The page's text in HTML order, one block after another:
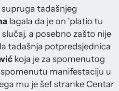
tadašnjeg
lagala da je on 'platio tu
a posebno zašto nije
tadašnja potpredsjednica
koja je za spomenutog
manifestaciju u
mu je šef stranke Centar